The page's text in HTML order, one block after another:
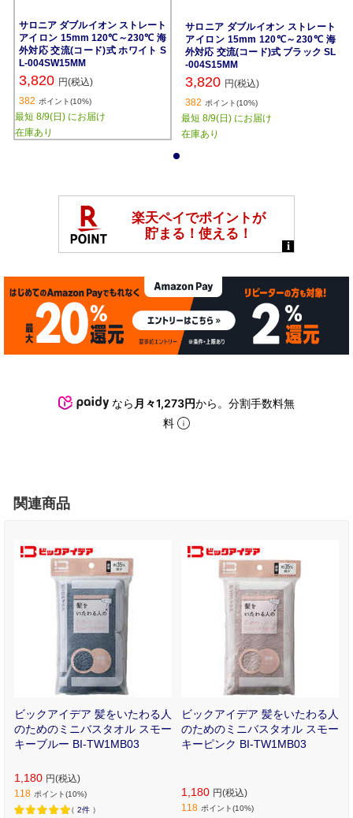
サロニア ダブルイオン ストレート
アイロン 15mm 120℃～230℃ 海
外対応 交流(コード)式 ホワイト S
L-004SW15MM
3,820 円(税込)
382 ポイント(10%)
最短 8/9(日) にお届け
在庫あり
サロニア ダブルイオン ストレート
アイロン 15mm 120℃～230℃ 海
外対応 交流(コード)式 ブラック SL
-004S15MM
3,820 円(税込)
382 ポイント(10%)
最短 8/9(日) にお届け
在庫あり
なら 月々1,273円から。分割手数料無
料
関連商品
ビックアイデア 髪をいたわる人
のためのミニバスタオル スモー
キーブルー BI-TW1MB03
1,180 円(税込)
118 ポイント(10%)
（ 2件 ）
ビックアイデア 髪をいたわる人
のためのミニバスタオル スモー
キーピンク BI-TW1MB03
1,180 円(税込)
118 ポイント(10%)